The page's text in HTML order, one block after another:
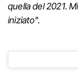
quella del 2021.
iniziato".